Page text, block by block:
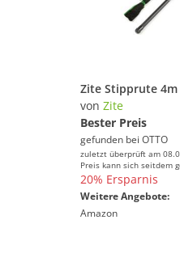
von Zite
Bester Preis
gefunden bei OTTO
zuletzt überprüft am
Preis kann sich seitdem
20% Ersparnis
Weitere Angebote:
Amazon